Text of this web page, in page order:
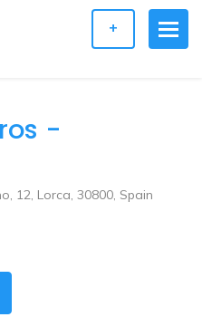
+
-
12, Lorca, 30800, Spain